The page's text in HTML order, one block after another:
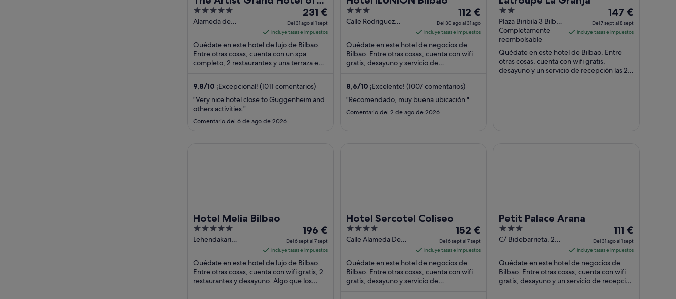
Art
5
out
5
Alameda de
El
precio
es
de
231 €
por
del
31
ago
231 €
Del 31 ago al 1 sept
incluye tasas e impuestos
Quédate en este hotel de lujo de Bilbao.
Entre otras cosas, cuenta con un spa
completo, 2 restaurantes y una terraza en
9,8/10 ¡Excepcional! (1011 comentarios)
"Very nice hotel close to Guggenheim and
others activities."
Comentario del 6 de ago de 2026
3
out
5
Calle Rodriguez
El
precio
es
de
112 €
del
30
ago
112 €
Del 30 ago al 31 ago
incluye tasas e impuestos
Quédate en este hotel de negocios de
Bilbao. Entre otras cosas, cuenta con wifi
gratis, desayuno y servicio de
8,6/10 ¡Excelente! (1007 comentarios)
"Recomendado, muy buena ubicación."
Comentario del 2 de ago de 2026
2
out
of
5
Plaza Biribila 3 Bilbao
Bizkaia
Completamente
reembolsable
El
precio
es
147 €
noche
147 €
Del 7 sept al 8 sept
incluye tasas e impuestos
Quédate en este hotel de Bilbao. Entre
otras cosas, cuenta con wifi gratis,
desayuno y un servicio de recepción las 24
Hotel Melia Bilbao
5
out
5
Lehendakari
El
precio
es
de
196 €
por
196 €
Del 6 sept al 7 sept
incluye tasas e impuestos
Quédate en este hotel de lujo de Bilbao.
Entre otras cosas, cuenta con wifi gratis, 2
restaurantes y desayuno. Algo que los
Hotel Sercotel Coliseo
4
out
5
Calle Alameda De
El
precio
es
de
152 €
152 €
Del 6 sept al 7 sept
incluye tasas e impuestos
Quédate en este hotel de negocios de
Bilbao. Entre otras cosas, cuenta con wifi
gratis, desayuno y servicio de
Petit Palace Arana
3
out
5
C/ Bidebarrieta, 2
El
precio
es
de
111 €
por
111 €
Del 31 ago al 1 sept
incluye tasas e impuestos
Quédate en este hotel de negocios de
Bilbao. Entre otras cosas, cuenta con wifi
gratis, desayuno y un servicio de recepción